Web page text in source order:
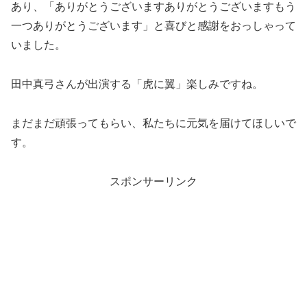
あり、「ありがとうございますありがとうございますもう
一つありがとうございます」と喜びと感謝をおっしゃって
いました。
田中真弓さんが出演する「虎に翼」楽しみですね。
まだまだ頑張ってもらい、私たちに元気を届けてほしいで
す。
スポンサーリンク